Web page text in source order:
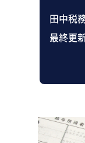
田中税
最終更